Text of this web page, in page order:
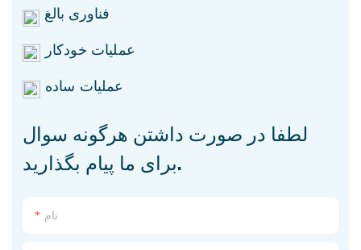
فناوری بالغ
عملیات خودکار
عملیات ساده
لطفا در صورت داشتن هرگونه سوال
برای ما پیام بگذارید.
نام